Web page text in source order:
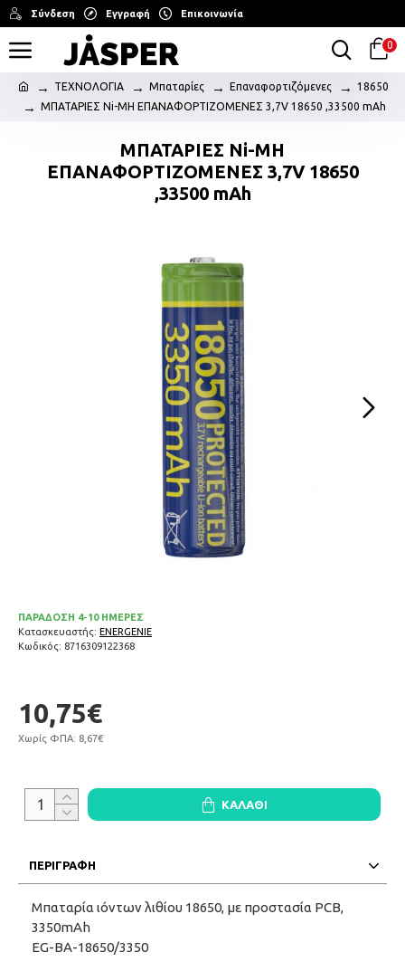
Σύνδεση Εγγραφή Επικοινωνία
0
ΤΕΧΝΟΛΟΓΙΑ Μπαταρίες Επαναφορτιζόμενες
18650
ΜΠΑΤΑΡΙΕΣ Ni-MH ΕΠΑΝΑΦΟΡΤΙΖΟΜΕΝΕΣ 3,7V 18650 ,33500 mAh
ΜΠΑΤΑΡΙΕΣ Ni-MH
ΕΠΑΝΑΦΟΡΤΙΖΟΜΕΝΕΣ 3,7V 18650
,33500 mAh
10,75€
Χωρίς ΦΠΑ: 8,67€
ΠΑΡΑΔΟΣΗ 4-10 ΗΜΕΡΕΣ
Κατασκευαστής: ENERGENIE
Κωδικός: 8716309122368
ΚΑΛΆΘΙ
ΠΕΡΙΓΡΑΦΗ
Μπαταρία ιόντων λιθίου 18650, με προστασία PCB,
3350mAh
EG-BA-18650/3350